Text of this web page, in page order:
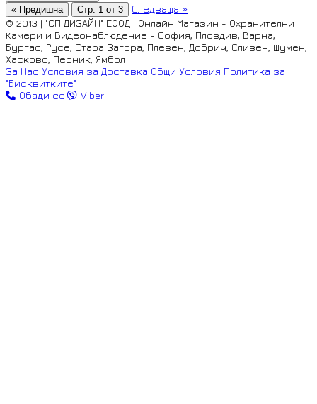
« Предишна
Стр. 1 от 3
Следваща »
© 2013 | "СП ДИЗАЙН" ЕООД | Онлайн Магазин - Охранителни
Камери и Видеонаблюдение - София, Пловдив, Варна,
Бургас, Русе, Стара Загора, Плевен, Добрич, Сливен, Шумен,
Хасково, Перник, Ямбол
За Нас Условия за Доставка Общи Условия Политика за
"Бисквитките"
Обади се
Viber